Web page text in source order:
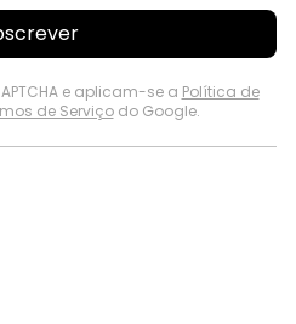
e aplicam-se a Política de
de Serviçodo Google.